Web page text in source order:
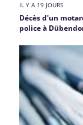
IL Y A 19 JOURS
Décès d'un
police à